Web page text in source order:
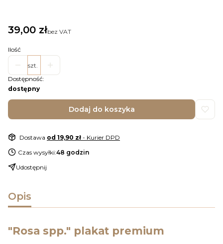
Cena
39,00 złbez VAT
Ilość
szt.
Dostępność:
dostępny
Dodaj do koszyka
Dostawa od 19,90 zł - Kurier DPD
Czas wysyłki:48 godzin
Udostępnij
Opis
"Rosa spp." plakat premium